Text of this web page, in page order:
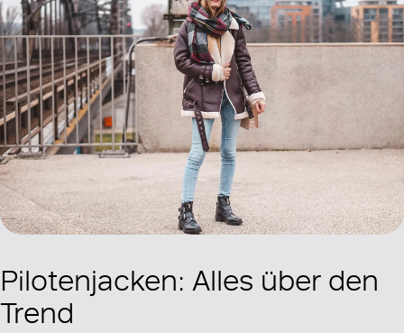
Pilotenjacken: Alles über den
Trend